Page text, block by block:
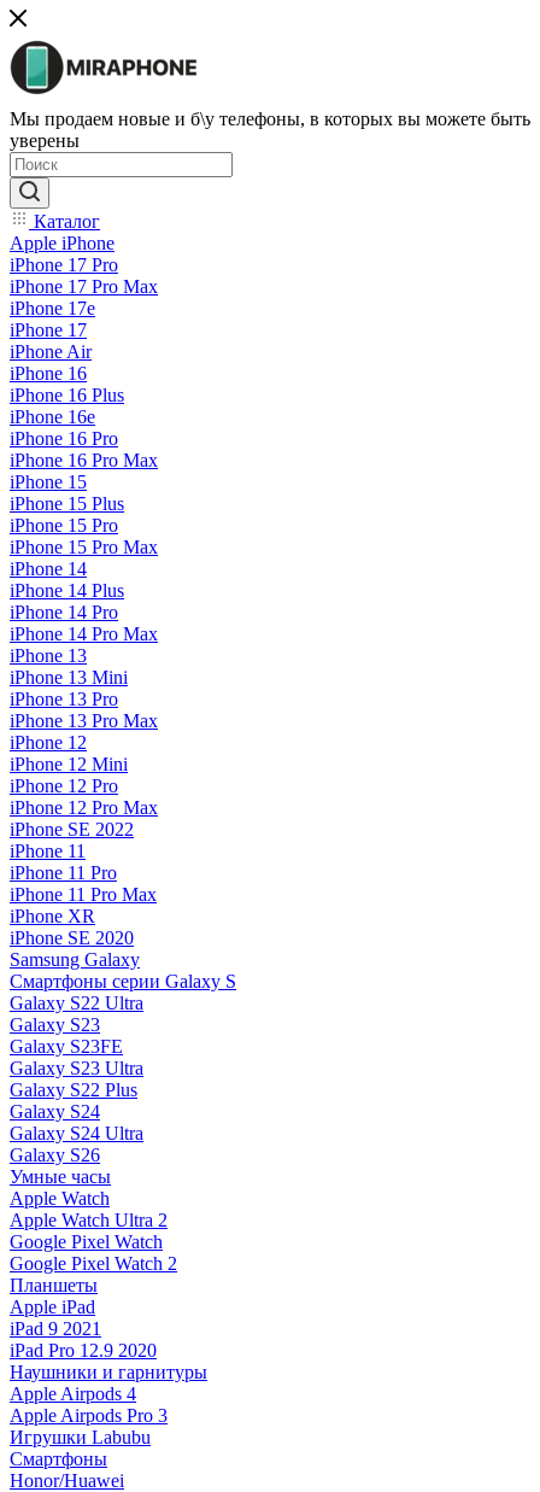
Мы продаем новые и б\у телефоны, в которых вы можете быть
уверены
Каталог
Apple iPhone
iPhone 17 Pro
iPhone 17 Pro Max
iPhone 17e
iPhone 17
iPhone Air
iPhone 16
iPhone 16 Plus
iPhone 16e
iPhone 16 Pro
iPhone 16 Pro Max
iPhone 15
iPhone 15 Plus
iPhone 15 Pro
iPhone 15 Pro Max
iPhone 14
iPhone 14 Plus
iPhone 14 Pro
iPhone 14 Pro Max
iPhone 13
iPhone 13 Mini
iPhone 13 Pro
iPhone 13 Pro Max
iPhone 12
iPhone 12 Mini
iPhone 12 Pro
iPhone 12 Pro Max
iPhone SE 2022
iPhone 11
iPhone 11 Pro
iPhone 11 Pro Max
iPhone XR
iPhone SE 2020
Samsung Galaxy
Смартфоны серии Galaxy S
Galaxy S22 Ultra
Galaxy S23
Galaxy S23FE
Galaxy S23 Ultra
Galaxy S22 Plus
Galaxy S24
Galaxy S24 Ultra
Galaxy S26
Умные часы
Apple Watch
Apple Watch Ultra 2
Google Pixel Watch
Google Pixel Watch 2
Планшеты
Apple iPad
iPad 9 2021
iPad Pro 12.9 2020
Наушники и гарнитуры
Apple Airpods 4
Apple Airpods Pro 3
Игрушки Labubu
Смартфоны
Honor/Huawei